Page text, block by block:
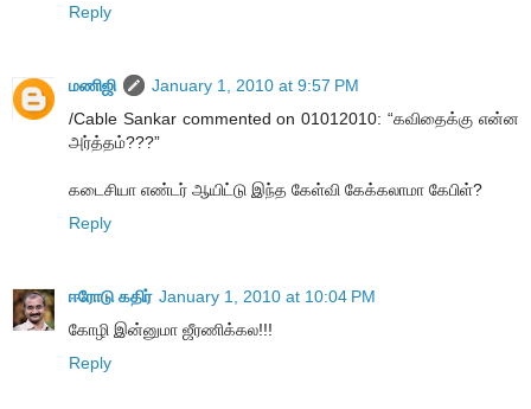
Reply
மணிஜி
January 1, 2010 at 9:57 PM
/Cable Sankar commented on 01012010: “கவிதைக்கு என்ன
அர்த்தம்???”
கடைசியா எண்டர் ஆயிட்டு இந்த கேள்வி கேக்கலாமா கேபிள்?
Reply
ஈரோடு கதிர் January 1, 2010 at 10:04 PM
கோழி இன்னுமா ஜீரணிக்கல!!!
Reply